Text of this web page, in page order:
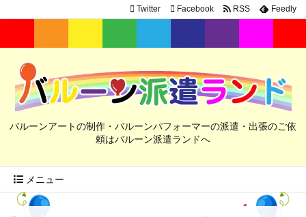
バルーンアートの制作・バルーンパフォーマーの派遣・出張のご依
頼はバルーン派遣ランドへ
メニュー
Twitter Facebook RSS Feedly